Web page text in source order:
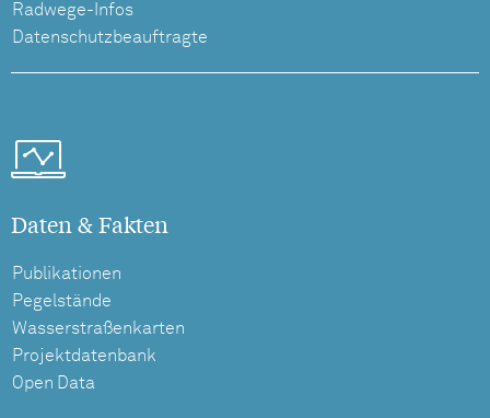
Radwege-Infos
Datenschutzbeauftragte
Daten & Fakten
Publikationen
Pegelstände
Wasserstraßenkarten
Projektdatenbank
Open Data